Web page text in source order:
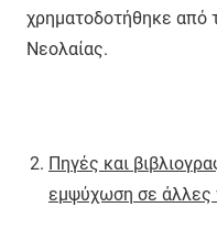
χρηματοδοτήθηκε από
Νεολαίας.
Πηγές και
εμψύχωση σε άλλες